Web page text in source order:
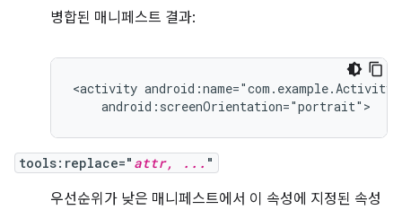
병합된 매니페스트 결과:
<activity
android:screenOrientation="portrait">
tools:replace=" attr, ... "
우선순위가 낮은 매니페스트에서 이 속성에 지정된 속성